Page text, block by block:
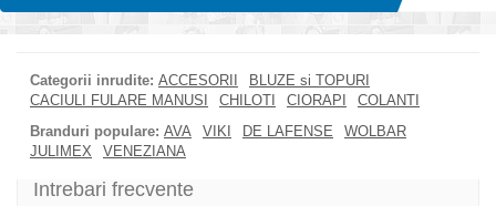
Categorii inrudite: ACCESORII
BLUZE si TOPURI
CACIULI FULARE MANUSI
CHILOTI CIORAPI
COLANTI
Branduri populare: AVA VIKI DE LAFENSE
WOLBAR
JULIMEX
VENEZIANA
Intrebari frecvente